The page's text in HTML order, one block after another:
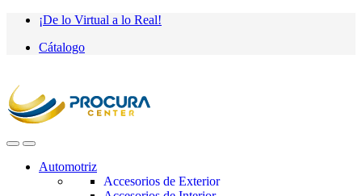
Saltar
navegación
saltar
contenido
¡De lo Virtual a lo Real!
Cátalogo
Automotriz
Accesorios de Exterior